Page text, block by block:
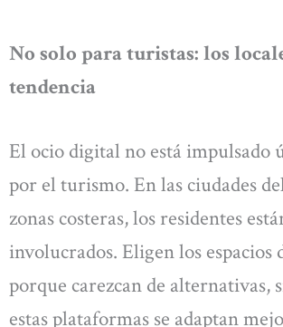
No solo para turistas: los
tendencia
El ocio digital no está impulsado
por el turismo. En las ciudades
zonas costeras, los residentes
involucrados. Eligen los espacios
porque carezcan de alternativas,
estas plataformas se adaptan